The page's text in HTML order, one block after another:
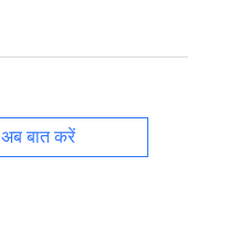
अब बात करें